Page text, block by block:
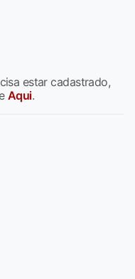
estar cadastrado,
Aqui.